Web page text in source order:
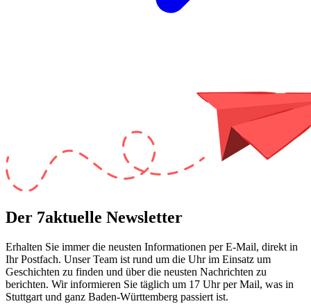
Der 7aktuelle Newsletter
Erhalten Sie immer die neusten Informationen per E-Mail, direkt in
Ihr Postfach. Unser Team ist rund um die Uhrim Einsatz um
Geschichten zu finden und über die neusten Nachrichten zu
berichten. Wir informieren Sie täglich um 17 Uhrper Mail, was in
Stuttgart und ganz Baden-Württemberg passiert ist.